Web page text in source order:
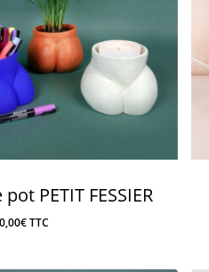
PETIT FESSIER
€Le
TTC